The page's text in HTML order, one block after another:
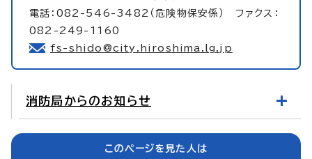
電話：082-546-3482（危険物保安係） ファクス：
082-249-1160
fs-shido@city.hiroshima.lg.jp
消防局からのお知らせ
このページを見た人は